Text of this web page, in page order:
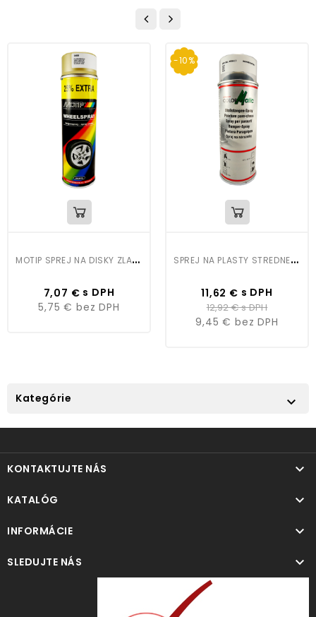
M
OTIP SPREJ NA DISKY ZLATÝ
Cena
7,07 € s DPH
5,75 € bez DPH
-10%
S
PREJ NA PLASTY STREDNE ŠEDÝ
Cena
11,62 € s DPH
12,92 €s DPH
9,45 € bez DPH
Kategórie 
KONTAKTUJTE NÁS 
KATALÓG 
INFORMÁCIE 
SLEDUJTE NÁS 